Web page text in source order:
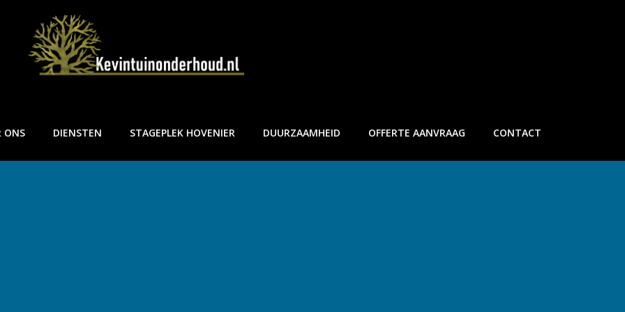
ONS DIENSTEN STAGEPLEK HOVENIER DUURZAAMHEID OFFERTE AANVRAAG CONTACT